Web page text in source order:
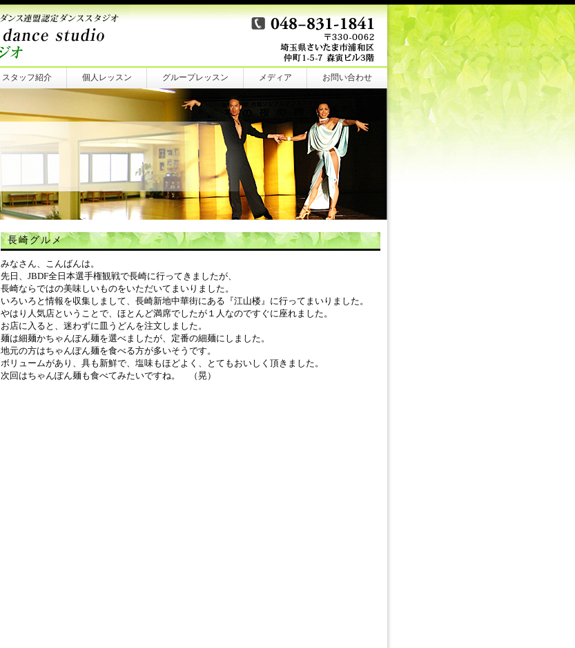
スタッフ紹介 個人レッスン グループレッスン メディア お問い合わせ
長崎グルメ
みなさん、こんばんは。
先日、JBDF全日本選手権観戦で長崎に行ってきましたが、
長崎ならではの美味しいものをいただいてまいりました。
いろいろと情報を収集しまして、長崎新地中華街にある『江山楼』に行ってまいりました。
やはり人気店ということで、ほとんど満席でしたが１人なのですぐに座れました。
お店に入ると、迷わずに皿うどんを注文しました。
麺は細麺かちゃんぽん麺を選べましたが、定番の細麺にしました。
地元の方はちゃんぽん麺を食べる方が多いそうです。
ボリュームがあり、具も新鮮で、塩味もほどよく、とてもおいしく頂きました。
次回はちゃんぽん麺も食べてみたいですね。 （晃）